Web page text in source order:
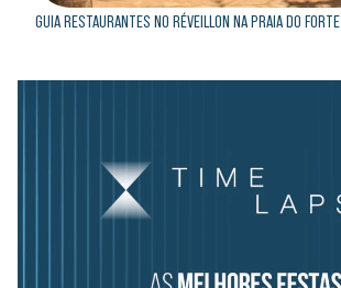
GUIA RESTAURANTES NO RÉVEILLON NA PRAIA DO FORTE